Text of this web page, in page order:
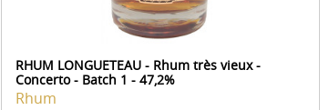
RHUM LONGUETEAU - Rhum très vieux -
Concerto - Batch 1 - 47,2%
Rhum